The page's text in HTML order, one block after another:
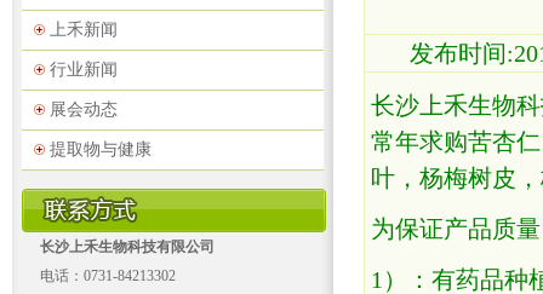
上禾新闻
行业新闻
展会动态
提取物与健康
长沙上禾生物科技有限公司
电话：0731-84213302
发布时间
长沙上禾生物
常年求购苦杏
叶，杨梅树皮
为保证产品质
1）：有药品种